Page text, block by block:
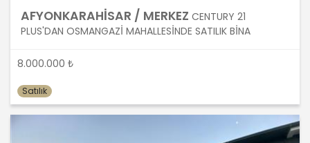
önce veri sahiplerinin bilgisine
sunmakla yükümlüdür. Kişisel veriler
amaçlar dışında işlenmeyecektir..
4. İşlendikleri Amaçla Bağlantılı, Sınırlı
ve Ölçülü Olma
AFYONKARAHİSAR / MERKEZ CENTURY 21
PLUS'DAN OSMANGAZİ MAHALLESİNDE SATILIK BİNA
8.000.000 ₺
Satılık